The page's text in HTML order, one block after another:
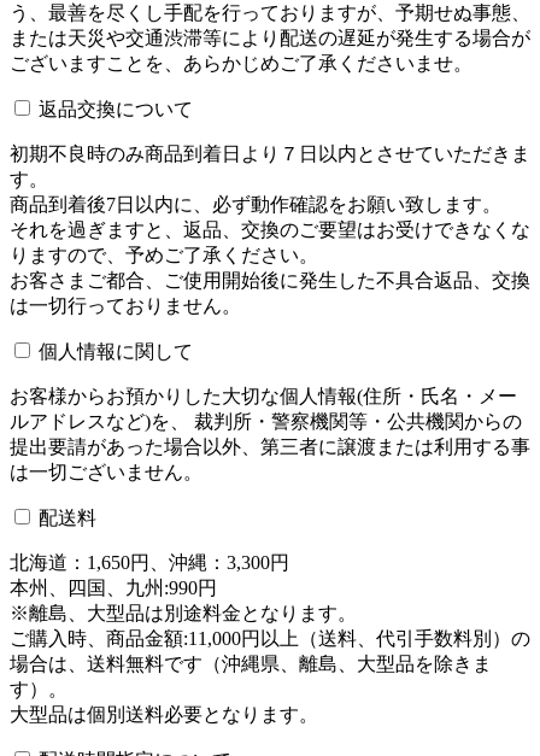
う、最善を尽くし手配を行っておりますが、予期せぬ事態、
または天災や交通渋滞等により配送の遅延が発生する場合が
ございますことを、あらかじめご了承くださいませ。
返品交換について
初期不良時のみ商品到着日より７日以内とさせていただきま
す。
商品到着後7日以内に、必ず動作確認をお願い致します。
それを過ぎますと、返品、交換のご要望はお受けできなくな
りますので、予めご了承ください。
お客さまご都合、ご使用開始後に発生した不具合返品、交換
は一切行っておりません。
個人情報に関して
お客様からお預かりした大切な個人情報(住所・氏名・メー
ルアドレスなど)を、 裁判所・警察機関等・公共機関からの
提出要請があった場合以外、第三者に譲渡または利用する事
は一切ございません。
配送料
北海道：1,650円、沖縄：3,300円
本州、四国、九州:990円
※離島、大型品は別途料金となります。
ご購入時、商品金額:11,000円以上（送料、代引手数料別）の
場合は、送料無料です（沖縄県、離島、大型品を除きま
す）。
大型品は個別送料必要となります。